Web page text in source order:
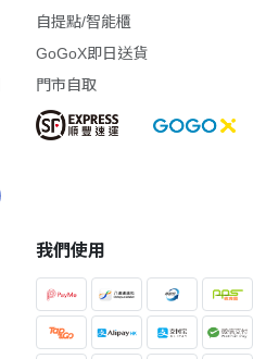
自提點/智能櫃
GoGoX即日送貨
門市自取
我們使用